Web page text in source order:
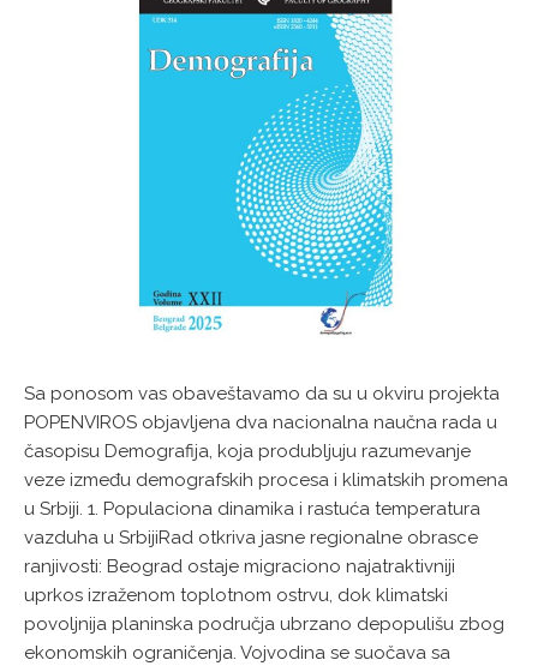
Sa ponosom vas obaveštavamo da su u okviru projekta
POPENVIROS objavljena dva nacionalna naučna rada u
časopisu Demografija, koja produbljuju razumevanje
veze između demografskih procesa i klimatskih promena
u Srbiji. 1. Populaciona dinamika i rastuća temperatura
vazduha u SrbijiRad otkriva jasne regionalne obrasce
ranjivosti: Beograd ostaje migraciono najatraktivniji
uprkos izraženom toplotnom ostrvu, dok klimatski
povoljnija planinska područja ubrzano depopulišu zbog
ekonomskih ograničenja. Vojvodina se suočava sa